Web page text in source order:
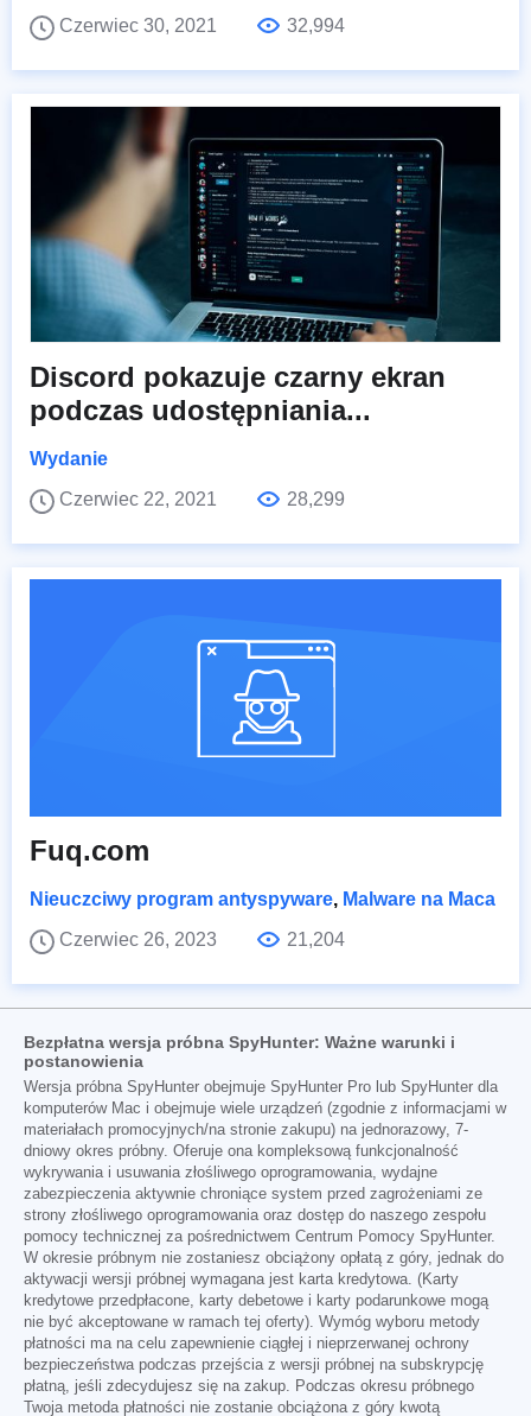
Czerwiec 30, 2021
32,994
Discord pokazuje czarny ekran
podczas udostępniania...
Wydanie
Czerwiec 22, 2021
28,299
Fuq.com
Nieuczciwy program antyspyware, Malware na Maca
Czerwiec 26, 2023
21,204
Bezpłatna wersja próbna SpyHunter: Ważne warunki i
postanowienia
Wersja próbna SpyHunter obejmuje SpyHunter Pro lub SpyHunter dla
komputerów Mac i obejmuje wiele urządzeń (zgodnie z informacjami w
materiałach promocyjnych/na stronie zakupu) na jednorazowy, 7-
dniowy okres próbny. Oferuje ona kompleksową funkcjonalność
wykrywania i usuwania złośliwego oprogramowania, wydajne
zabezpieczenia aktywnie chroniące system przed zagrożeniami ze
strony złośliwego oprogramowania oraz dostęp do naszego zespołu
pomocy technicznej za pośrednictwem Centrum Pomocy SpyHunter.
W okresie próbnym nie zostaniesz obciążony opłatą z góry, jednak do
aktywacji wersji próbnej wymagana jest karta kredytowa. (Karty
kredytowe przedpłacone, karty debetowe i karty podarunkowe mogą
nie być akceptowane w ramach tej oferty). Wymóg wyboru metody
płatności ma na celu zapewnienie ciągłej i nieprzerwanej ochrony
bezpieczeństwa podczas przejścia z wersji próbnej na subskrypcję
płatną, jeśli zdecydujesz się na zakup. Podczas okresu próbnego
Twoja metoda płatności nie zostanie obciążona z góry kwotą